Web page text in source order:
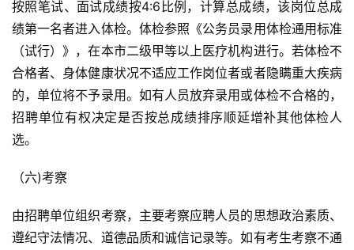
按照笔试、面试成绩按4:6比例，计算总成绩，该岗位总成
绩第一名者进入体检。体检参照《公务员录用体检通用标准
（试行）》，在本市二级甲等以上医疗机构进行。若体检不
合格者、身体健康状况不适应工作岗位者或者隐瞒重大疾病
的，单位将不予录用。如有人员放弃录用或体检不合格的，
招聘单位有权决定是否按总成绩排序顺延增补其他体检人
选。
（六)考察
由招聘单位组织考察，主要考察应聘人员的思想政治素质、
遵纪守法情况、道德品质和诚信记录等。如有考生考察不通